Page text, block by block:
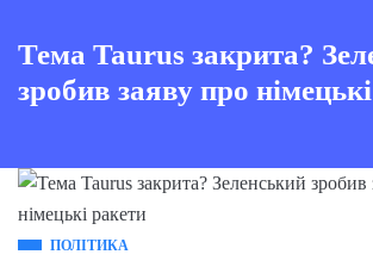
Тема Taurus закрита?
зробив заяву про
ПОЛІТИКА